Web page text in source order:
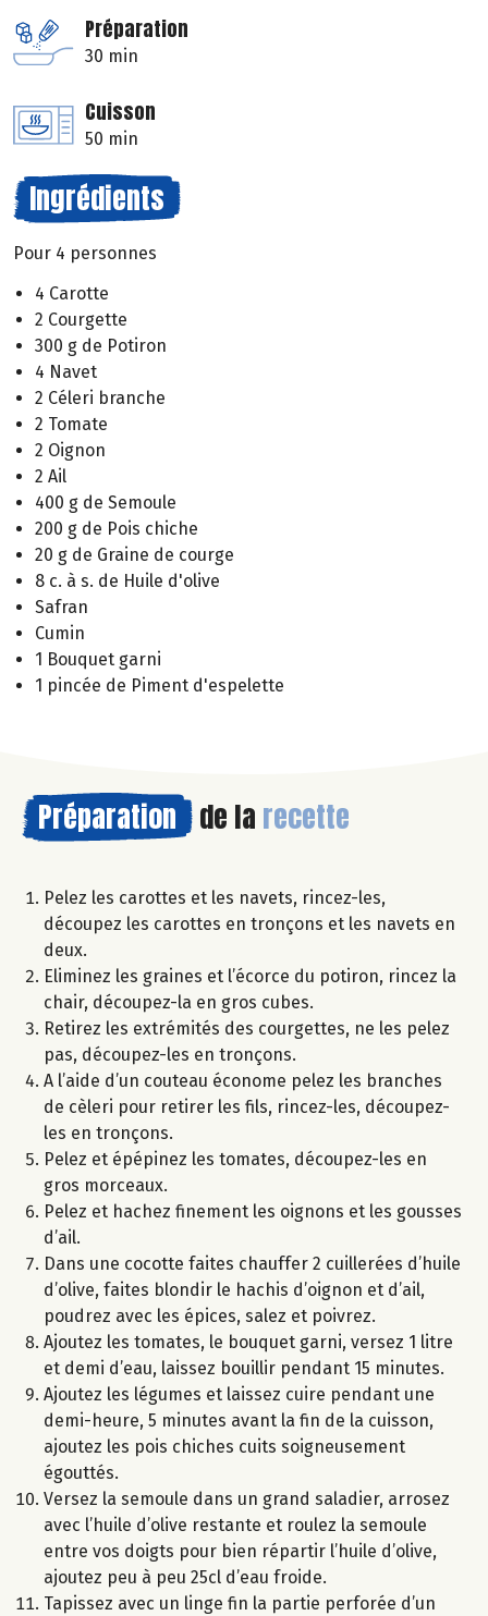
Préparation
30 min
Cuisson
50 min
Ingrédients
Pour 4 personnes
4 Carotte
2 Courgette
300 g de Potiron
4 Navet
2 Céleri branche
2 Tomate
2 Oignon
2 Ail
400 g de Semoule
200 g de Pois chiche
20 g de Graine de courge
8 c. à s. de Huile d'olive
Safran
Cumin
1 Bouquet garni
1 pincée de Piment d'espelette
Préparation de la recette
Pelez les carottes et les navets, rincez-les,
découpez les carottes en tronçons et les navets en
deux.
Eliminez les graines et l’écorce du potiron, rincez la
chair, découpez-la en gros cubes.
Retirez les extrémités des courgettes, ne les pelez
pas, découpez-les en tronçons.
A l’aide d’un couteau économe pelez les branches
de cèleri pour retirer les fils, rincez-les, découpez-
les en tronçons.
Pelez et épépinez les tomates, découpez-les en
gros morceaux.
Pelez et hachez finement les oignons et les gousses
d’ail.
Dans une cocotte faites chauffer 2 cuillerées d’huile
d’olive, faites blondir le hachis d’oignon et d’ail,
poudrez avec les épices, salez et poivrez.
Ajoutez les tomates, le bouquet garni, versez 1 litre
et demi d’eau, laissez bouillir pendant 15 minutes.
Ajoutez les légumes et laissez cuire pendant une
demi-heure, 5 minutes avant la fin de la cuisson,
ajoutez les pois chiches cuits soigneusement
égouttés.
Versez la semoule dans un grand saladier, arrosez
avec l’huile d’olive restante et roulez la semoule
entre vos doigts pour bien répartir l’huile d’olive,
ajoutez peu à peu 25cl d’eau froide.
Tapissez avec un linge fin la partie perforée d’un